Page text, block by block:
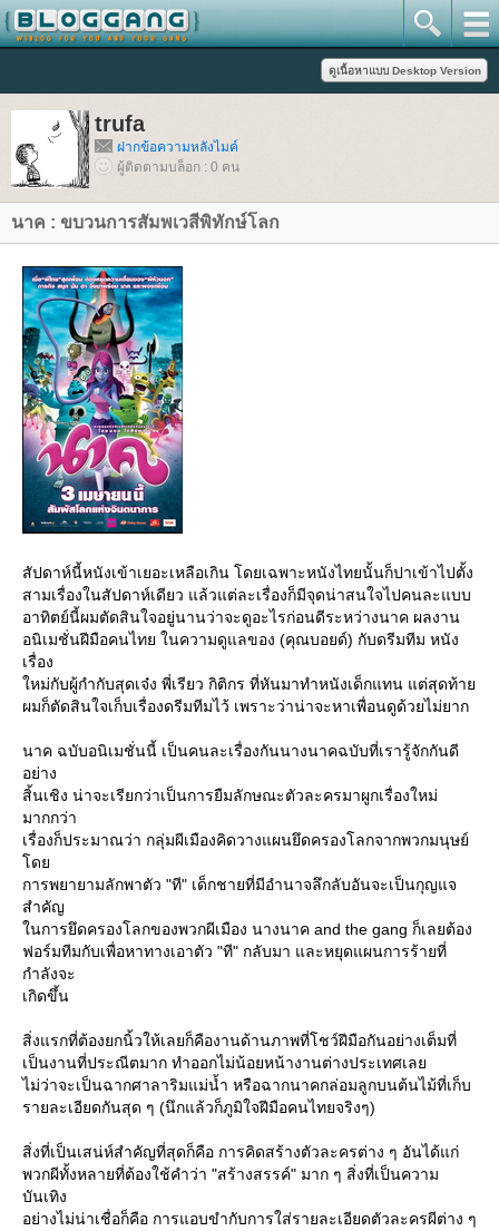
trufa
ฝากข้อความหลังไมค์
ผู้ติดตามบล็อก : 0 คน
นาค : ขบวนการสัมพเวสีพิทักษ์โลก
สัปดาห์นี้หนังเข้าเยอะเหลือเกิน โดยเฉพาะหนังไทยนั้นก็ปาเข้าไปตั้ง
สามเรื่องในสัปดาห์เดียว แล้วแต่ละเรื่องก็มีจุดน่าสนใจไปคนละแบบ
อาทิตย์นี้ผมตัดสินใจอยู่นานว่าจะดูอะไรก่อนดีระหว่างนาค ผลงาน
อนิเมชั่นฝีมือคนไทย ในความดูแลของ (คุณบอยด์) กับดรีมทีม หนัง
เรื่อง
หม่กับผู้กำกับสุดเจ๋ง พี่เรียว กิติกร ที่หันมาทำหนังเด็กแทน แต่สุดท้า
ผมก็ตัดสินใจเก็บเรื่องดรีมทีมไว้ เพราะว่าน่าจะหาเพื่อนดูด้วยไม่ยาก
นาค ฉบับอนิเมชั่นนี้ เป็นคนละเรื่องกันนางนาคฉบับที่เรารู้จักกันดี
อย่าง
สิ้นเชิง น่าจะเรียกว่าเป็นการยืมลักษณะตัวละครมาผูกเรื่องใหม่
มากกว่า
เรื่องก็ประมาณว่า กลุ่มผีเมืองคิดวางแผนยึดครองโลกจากพวกมนุษย์
ด
การพยายามลักพาตัว "ที" เด็กชายที่มีอำนาจลึกลับอันจะเป็นกุญแจ
สำคัญ
นการยึดครองโลกของพวกผีเมือง นางนาค and the gang ก็เลยต้อง
ฟอร์มทีมกับเพื่อหาทางเอาตัว "ที" กลับมา และหยุดแผนการร้ายที่
กำลังจะ
เกิดขึ้น
สิ่งแรกที่ต้องยกนิ้วให้เลยก็คืองานด้านภาพที่โชว์ฝีมือกันอย่างเต็มที่
เป็นงานที่ประณีตมาก ทำออกไม่น้อยหน้างานต่างประเทศเล
ไม่ว่าจะเป็นฉากศาลาริมแม่น้ำ หรือฉากนาคกล่อมลูกบนต้นไม้ที่เก็บ
รายละเอียดกันสุด ๆ (นึกแล้วก็ภูมิใจฝีมือคนไทยจริงๆ)
สิ่งที่เป็นเสน่ห์สำคัญที่สุดก็คือ การคิดสร้างตัวละครต่าง ๆ อันได้แก่
พวกผีทั้งหลายที่ต้องใช้คำว่า "สร้างสรรค์" มาก ๆ สิ่งที่เป็นความ
บันเทิง
อย่างไม่น่าเชื่อก็คือ การแอบขำกับการใส่รายละเอียดตัวละครผีต่าง ๆ